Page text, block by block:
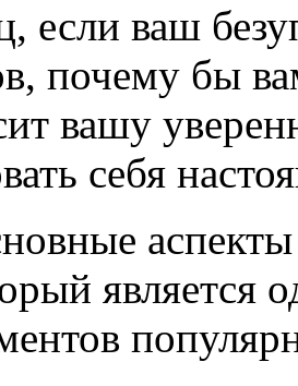
если ваш
почему бы
вашу
себя
является